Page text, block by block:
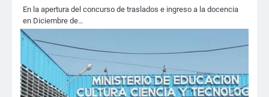
En la apertura del concurso de traslados e ingreso a la docencia
en Diciembre de…